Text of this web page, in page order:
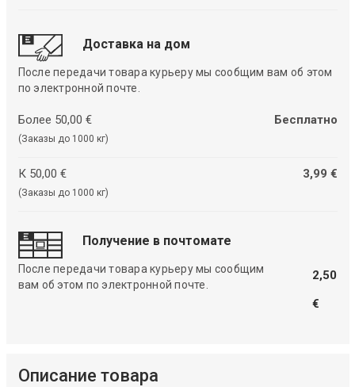
Доставка на дом
После передачи товара курьеру мы сообщим вам об этом
по электронной почте.
Более 50,00 €
(Заказы до 1000 кг)
Бесплатно
К 50,00 €
(Заказы до 1000 кг)
3,99 €
Получение в почтомате
После передачи товара курьеру мы сообщим
вам об этом по электронной почте.
2,50
€
Описание товара